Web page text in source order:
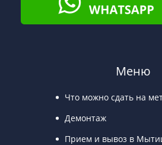
Меню
Что можно сдать на
Демонтаж
Прием и вывоз в